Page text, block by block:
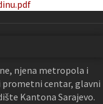
njena metropola i
prometni centar, glavni
Kantona Sarajevo.